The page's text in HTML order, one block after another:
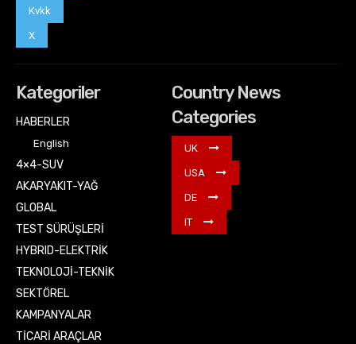
Kvkk
X
Kategoriler
HABERLER
English
4×4-SUV
AKARYAKIT-YAĞ
GLOBAL
TEST SÜRÜŞLERİ
HYBRID-ELEKTRİK
TEKNOLOJİ-TEKNİK
SEKTÖREL
KAMPANYALAR
TİCARİ ARAÇLAR
Country News
Categories
UK
USA
DE
IT